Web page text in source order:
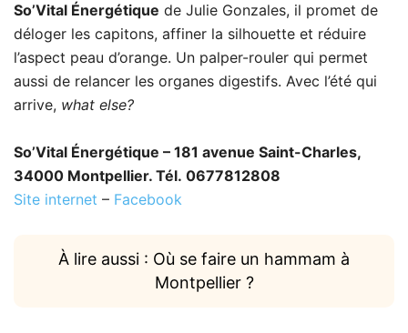
So’Vital Énergétique de Julie Gonzales, il promet de
déloger les capitons, affiner la silhouette et réduire
l’aspect peau d’orange. Un palper-rouler qui permet
aussi de relancer les organes digestifs. Avec l’été qui
arrive, what else?
So’Vital Énergétique – 181 avenue Saint-Charles,
34000 Montpellier. Tél. 0677812808
Site internet – Facebook
À lire aussi : Où se faire un hammam à
Montpellier ?